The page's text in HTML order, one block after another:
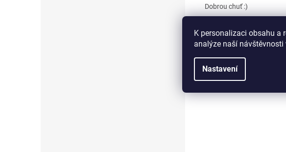
K personalizaci obsahu a
analýze naší
Nastavení
Dobrou chuť :)